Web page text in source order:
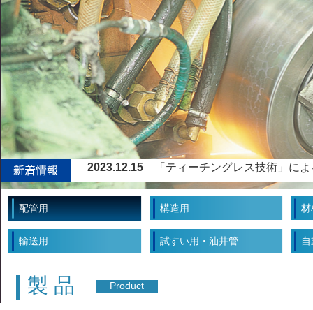
2023.12.05
「鋼と炭素繊維強化樹脂層を複合さ
2023.06.21
高圧水素輸送用ラインパイプ材の研究開発に
2021.03.10
地すべり抑止杭用ねじ継手『
2023.12.26
鋼管品種でSuMPO環境ラベル
「ティーチングレス技術」による
配管用 構造用 材
輸送用 試すい用・油井管
製 品 Product